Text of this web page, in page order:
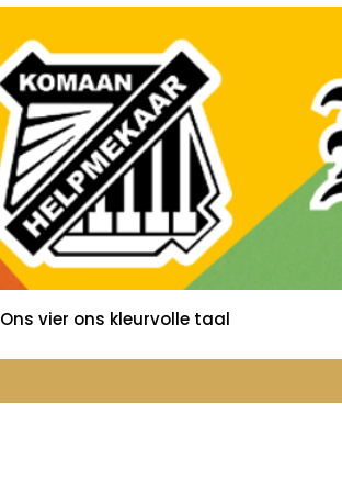
Ons vier ons kleurvolle taal